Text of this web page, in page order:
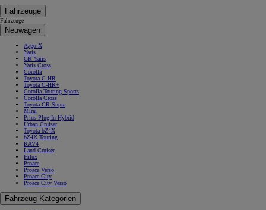
Fahrzeuge
Fahrzeuge
Neuwagen
Aygo X
Yaris
GR Yaris
Yaris Cross
Corolla
Toyota C-HR
Toyota C-HR+
Corolla Touring Sports
Corolla Cross
Toyota GR Supra
Mirai
Prius Plug-In Hybrid
Urban Cruiser
Toyota bZ4X
bZ4X Touring
RAV4
Land Cruiser
Hilux
Proace
Proace Verso
Proace City
Proace City Verso
Fahrzeug-Kategorien